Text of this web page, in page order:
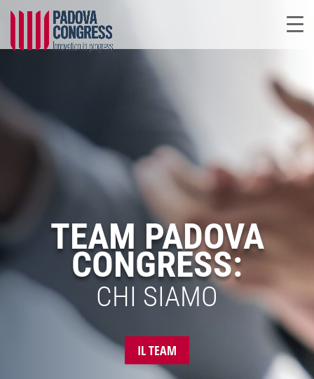
TEAM PADOVA
CONGRESS:
CHI SIAMO
IL TEAM